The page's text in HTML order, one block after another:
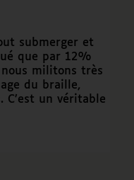
submerger et
que par 12%
nous militons très
du braille,
C’est un véritable